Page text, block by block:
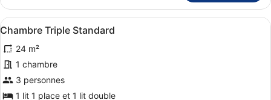
Supérieure
le
type
de
Chambre
Double
Supérieure
Afficher
toutes
les
photos
pour
ce
Une chambre d’hôtel avec deux
12
Chambre Triple Standard
24 m²
1 chambre
3 personnes
1 lit 1 place et 1 lit double